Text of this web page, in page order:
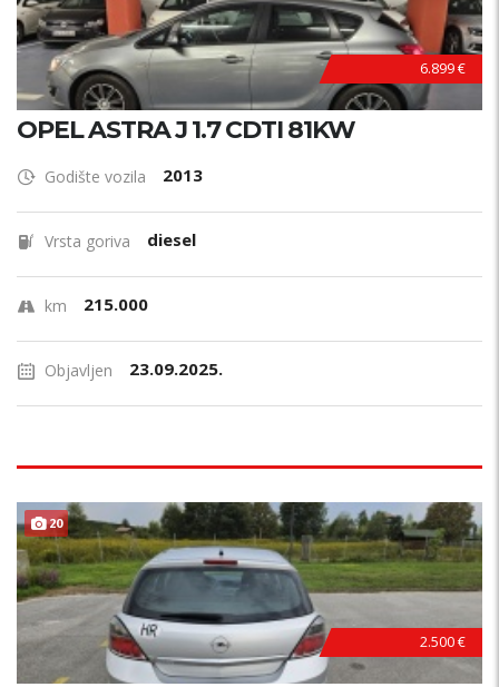
6.899 €
OPEL ASTRA J 1.7 CDTI 81KW
Godište vozila 2013
Vrsta goriva diesel
km 215.000
Objavljen 23.09.2025.
20
2.500 €